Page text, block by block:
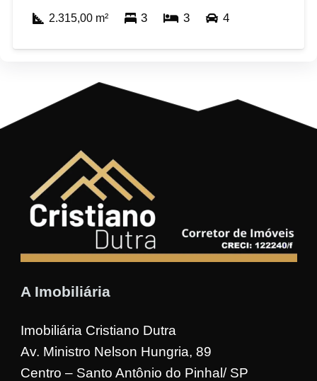
2.315,00m² 3 3 4
A Imobiliária
Imobiliária Cristiano Dutra
Av. Ministro Nelson Hungria, 89
Centro – Santo Antônio do Pinhal/ SP